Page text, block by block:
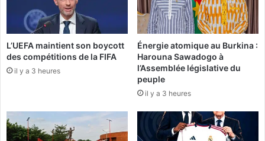
i
n
a
b
p
e
M
A
D
a
m
p
L’UEFA maintient son boycott
des compétitions de la FIFA
il y a 3 heures
Énergie atomique au Burkina :
Harouna Sawadogo à
l’Assemblée législative du
peuple
il y a 3 heures